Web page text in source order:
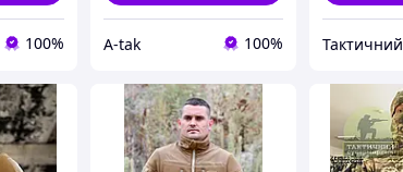
100% A-tak 100% Тактичний